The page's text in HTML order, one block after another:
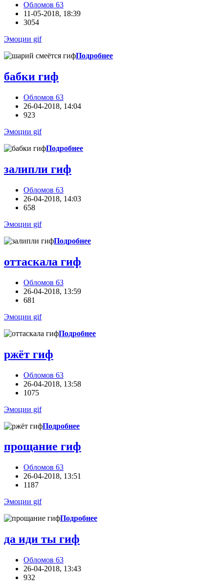
Обломов 63
11-05-2018, 18:39
3054
Эмоции gif
Подробнее
бабки гиф
Обломов 63
26-04-2018, 14:04
923
Эмоции gif
Подробнее
залипли гиф
Обломов 63
26-04-2018, 14:03
658
Эмоции gif
Подробнее
оттаскала гиф
Обломов 63
26-04-2018, 13:59
681
Эмоции gif
Подробнее
ржёт гиф
Обломов 63
26-04-2018, 13:58
1075
Эмоции gif
Подробнее
прощание гиф
Обломов 63
26-04-2018, 13:51
1187
Эмоции gif
Подробнее
да иди ты гиф
Обломов 63
26-04-2018, 13:43
932